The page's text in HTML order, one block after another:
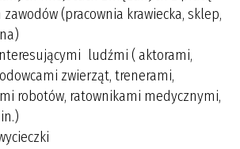
(pracownia krawiecka, sklep,
ludźmi ( aktorami,
zwierząt, trenerami,
robotów, ratownikami medycznymi,